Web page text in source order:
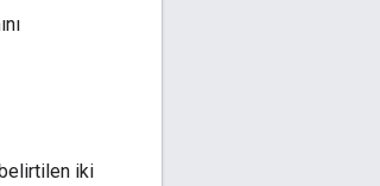
iki